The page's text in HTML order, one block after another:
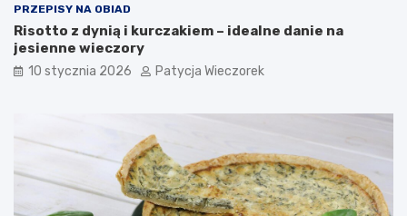
PRZEPISY NA OBIAD
Risotto z dynią i kurczakiem – idealne danie na
jesienne wieczory
10 stycznia 2026 Patycja Wieczorek